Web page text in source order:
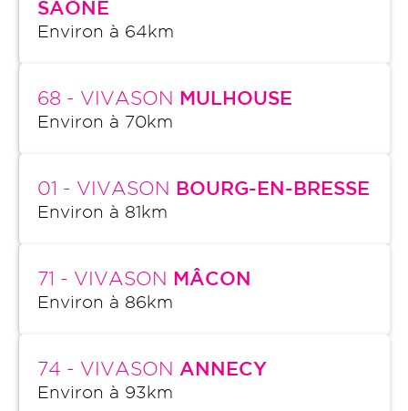
SAÔNE
Environ à 64km
68 - VIVASON MULHOUSE
Environ à 70km
01 - VIVASON BOURG-EN-BRESSE
Environ à 81 km
71 - VIVASON MÂCON
Environ à 86km
74 - VIVASON ANNECY
Environ à 93km